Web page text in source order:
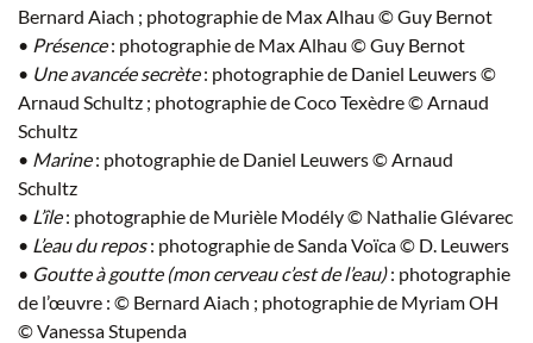
Bernard Aiach ; photographie de Max Alhau © Guy Bernot
• Présence: photographie de Max Alhau © Guy Bernot
• Une avancée secrète: photographie de Daniel Leuwers ©
Arnaud Schultz ; photographie de Coco Texèdre © Arnaud
Schultz
• Marine: photographie de Daniel Leuwers © Arnaud
Schultz
• L’île: photographie de Murièle Modély © Nathalie Glévarec
• L’eau du repos: photographie de Sanda Voïca © D. Leuwers
• Goutte à goutte (mon cerveau c’est de l’eau): photographie
de l’œuvre : © Bernard Aiach ; photographie de Myriam OH
© Vanessa Stupenda